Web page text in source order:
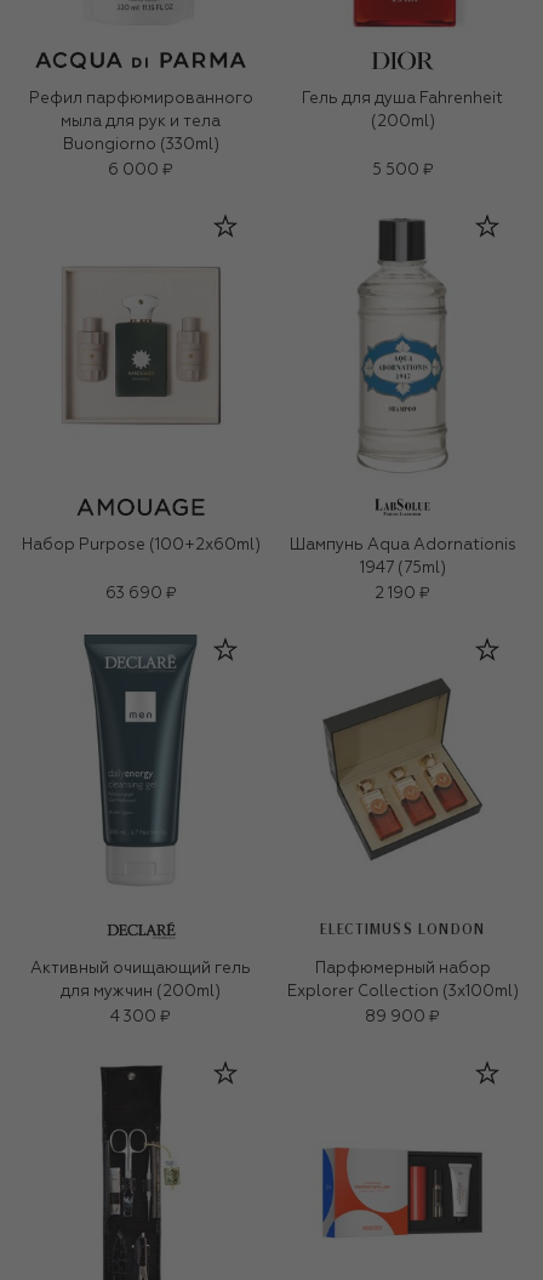
Рефил парфюмированного
мыла для рук и тела
Buongiorno (330ml)
6 000 ₽
Гель для душа Fahrenheit
(200ml)
5 500 ₽
Набор Purpose (100+2x60ml)
63 690 ₽
Шампунь Aqua Adornationis
1947 (75ml)
2 190 ₽
Активный очищающий гель
для мужчин (200ml)
4 300 ₽
ELECTIMUSS LONDON
Парфюмерный набор
Explorer Collection (3x100ml)
89 900 ₽